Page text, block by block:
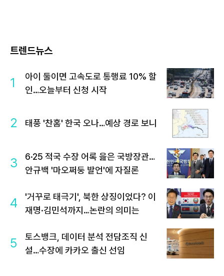
트렌드뉴스
1
아이 둘이면 고속도로 통행료 10% 할
인…오늘부터 신청 시작
2 태풍 '찬홈' 한국 오나…예상 경로 보니
3
6·25 적국 수장 어록 읊은 국방장관…
안규백 '마오쩌둥 발언'에 자질론
4
'거꾸로 태극기', 북한 상징이었다? 이
재명·김민석까지…논란의 의미는
5
토스뱅크, 데이터 분석 전담조직 신
설…수장에 카카오 출신 선임